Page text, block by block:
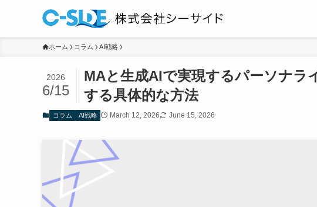
ホーム コラム AI戦略
MAと生成AIで実現するパーソナ
する具体的な方法
2026
6/15
コラム AI戦略 March 12, 2026 June 15, 2026